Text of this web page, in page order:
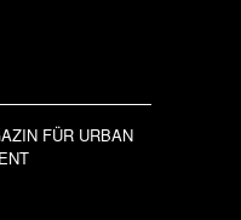
FÜR URBAN